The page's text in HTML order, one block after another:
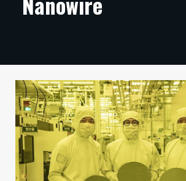
ARTIKKELIT
TECHBBS
TIETOA
HINTA.FI
KAUPPA
VAIHDA TEEMA